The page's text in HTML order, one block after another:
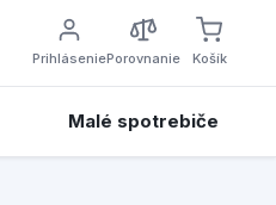
PrihláseniePorovnanie Košík
Malé spotrebiče